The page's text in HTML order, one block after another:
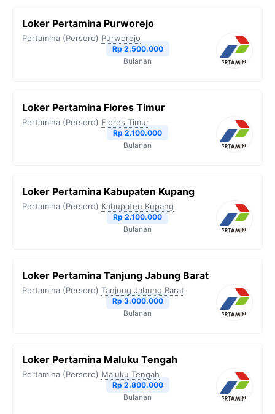
Loker Pertamina Purworejo
Pertamina (Persero) Purworejo
Rp 2.500.000
Bulanan
Loker Pertamina Flores Timur
Pertamina (Persero) Flores Timur
Rp 2.100.000
Bulanan
Loker Pertamina Kabupaten Kupang
Pertamina (Persero) Kabupaten Kupang
Rp 2.100.000
Bulanan
Loker Pertamina Tanjung Jabung Barat
Pertamina (Persero) Tanjung Jabung Barat
Rp 3.000.000
Bulanan
Loker Pertamina Maluku Tengah
Pertamina (Persero) Maluku Tengah
Rp 2.800.000
Bulanan